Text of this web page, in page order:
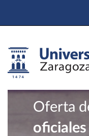
Oferta
oficiales